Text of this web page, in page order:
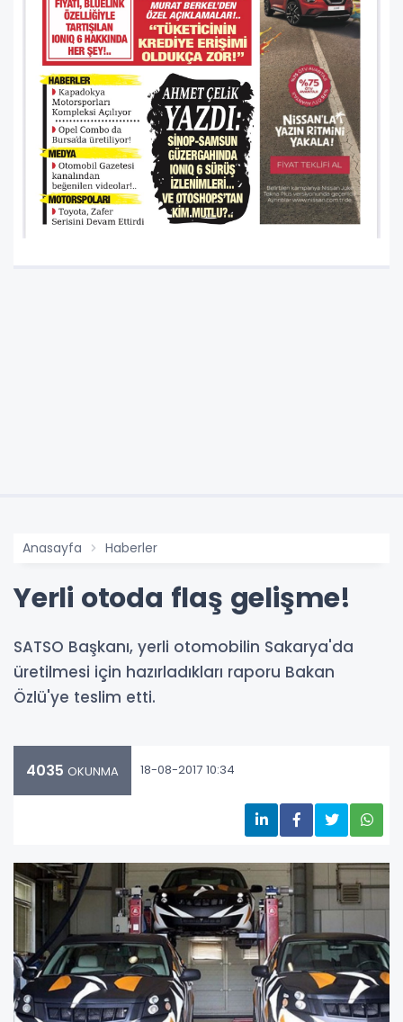
Anasayfa Haberler
Yerli otoda flaş gelişme!
SATSO Başkanı, yerli otomobilin Sakarya'da
üretilmesi için hazırladıkları raporu Bakan
Özlü'ye teslim etti.
4035 OKUNMA 18-08-2017 10:34